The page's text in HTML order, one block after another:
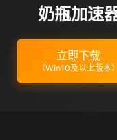
奶瓶加速
立即下载
（Win10及以上版本）